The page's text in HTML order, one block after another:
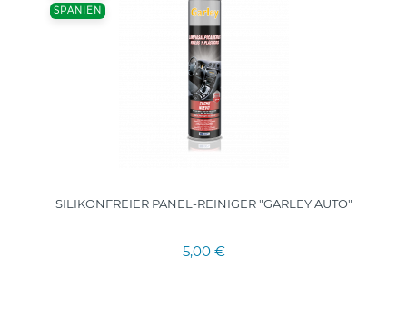
SPANIEN
SILIKONFREIER PANEL-REINIGER "GARLEY AUTO"
5,00 €